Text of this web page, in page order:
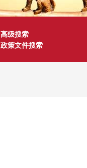
高级搜索
政策文件搜索